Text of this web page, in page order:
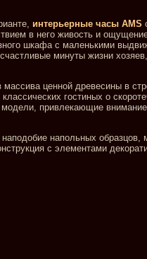
интерьерные часы AMS
в него живость и
шкафа с маленькими
минуты жизни
ценной древесины в
гостиных о
привлекающие
напольных
с элементами